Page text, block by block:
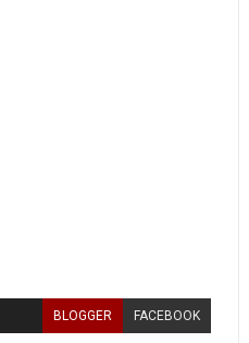
BLOGGER FACEBOOK